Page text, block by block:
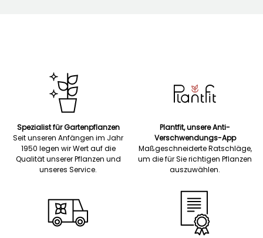
Spezialist für Gartenpflanzen
Seit unseren Anfängen im Jahr
1950 legen wir Wert auf die
Qualität unserer Pflanzen und
unseres Service.
Plantfit, unsere Anti-
Verschwendungs-App
Maßgeschneiderte Ratschläge,
um die für Sie richtigen Pflanzen
auszuwählen.